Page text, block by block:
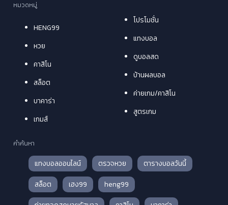
หมวดหมู่
HENG99
หวย
คาสิโน
สล็อต
บาคาร่า
เกมส์
โปรโมชั่น
แทงบอล
ดูบอลสด
บ้านผลบอล
ค่ายเกม/คาสิโน
สูตรเกม
คำค้นหา
แทงบอลออนไลน์ ตรวจหวย
ตารางบอลวันนี้
สล็อต
เฮง99
heng99